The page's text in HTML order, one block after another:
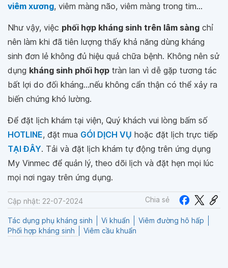
viêm xương, viêm màng não, viêm màng trong tim...
Như vậy, việc phối hợp kháng sinh trên lâm sàng chỉ
nên làm khi đã tiên lượng thấy khả năng dùng kháng
sinh đơn lẻ không đủ hiệu quả chữa bệnh. Không nên sử
dụng kháng sinh phối hợp tràn lan vì dễ gặp tương tác
bất lợi do đối kháng...nếu không cẩn thận có thể xảy ra
biến chứng khó lường.
Để đặt lịch khám tại viện, Quý khách vui lòng bấm số
HOTLINE, đặt mua GÓI DỊCH VỤ hoặc đặt lịch trực tiếp
TẠI ĐÂY. Tải và đặt lịch khám tự động trên ứng dụng
My Vinmec để quản lý, theo dõi lịch và đặt hẹn mọi lúc
mọi nơi ngay trên ứng dụng.
Cập nhật: 22-07-2024 Chia sẻ
Tác dụng phụ kháng sinh Vi khuẩn
Viêm đường hô hấp
Phối hợp kháng sinh
Viêm cầu khuẩn